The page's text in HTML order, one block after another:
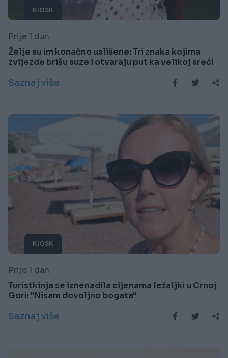
KIOSK
Prije 1 dan
Želje su im konačno uslišene: Tri znaka kojima
zvijezde brišu suze i otvaraju put ka velikoj sreći
Saznaj više
KIOSK
Prije 1 dan
Turistkinja se iznenadila cijenama ležaljki u Crnoj
Gori: "Nisam dovoljno bogata"
Saznaj više